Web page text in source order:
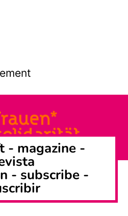
- magazine -
- subscribe -